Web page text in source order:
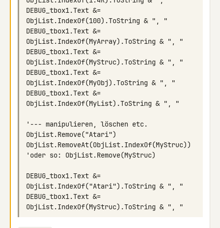
DEBUG_tbox1.Text &=
DEBUG_tbox1.Text &=
DEBUG_tbox1.Text &=
DEBUG_tbox1.Text &=
DEBUG_tbox1.Text &=
DEBUG_tbox1.Text &=
DEBUG_tbox1.Text &=